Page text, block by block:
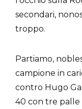
secondari,
troppo.
Partiamo,
campione in
contro Hugo
40 con tre palle